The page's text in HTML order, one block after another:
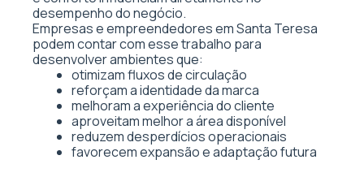
desempenho do negócio.
Empresas e empreendedores em Santa Teresa
podem contar com esse trabalho para
desenvolver ambientes que:
otimizam fluxos de circulação
reforçam a identidade da marca
melhoram a experiência do cliente
aproveitam melhor a área disponível
reduzem desperdícios operacionais
favorecem expansão e adaptação futura